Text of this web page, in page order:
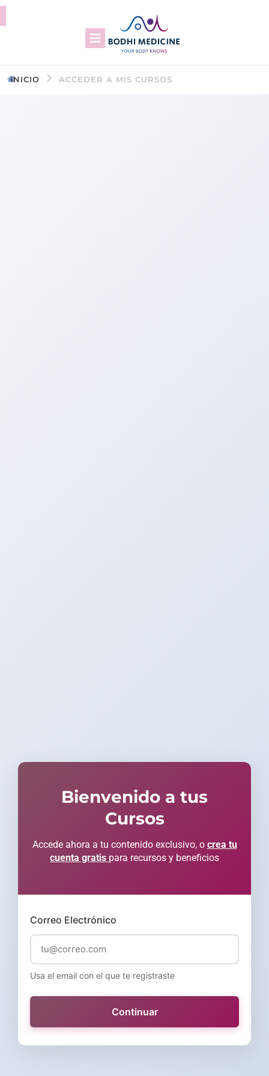
INICIO ACCEDER A MIS CURSOS
Bienvenido a tus
Cursos
Accede ahora a tu contenido exclusivo, o crea tu
cuenta gratis para recursos y beneficios
Correo Electrónico
Usa el email con el que te registraste
Continuar